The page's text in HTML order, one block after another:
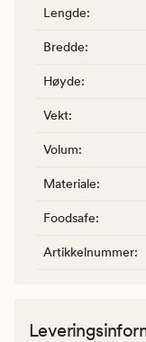
Lengde:
Bredde:
Høyde:
Vekt:
Volum:
Materiale:
Foodsafe:
Artikkelnummer: